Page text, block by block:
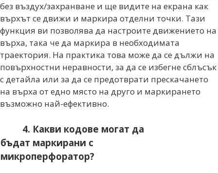
без въздух/захранване и ще видите на екрана как
върхът се движи и маркира отделни точки. Тази
функция ви позволява да настроите движението на
върха, така че да маркира в необходимата
траектория. На практика това може да се дължи на
повърхностни неравности, за да се избегне сблъсък
с детайла или за да се предотврати прескачането
на върха от едно място на друго и маркирането
възможно най-ефективно.
4. Какви кодове могат да
бъдат маркирани с
микроперфоратор?